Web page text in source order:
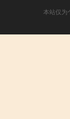
本站仅为